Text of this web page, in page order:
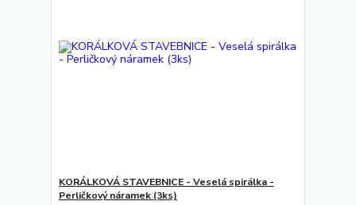
KORÁLKOVÁ STAVEBNICE - Veselá spirálka -
Perličkový náramek (3ks)